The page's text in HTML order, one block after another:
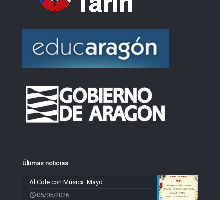
Últimas noticias
Al Cole con Música: Mayo
06/05/2026